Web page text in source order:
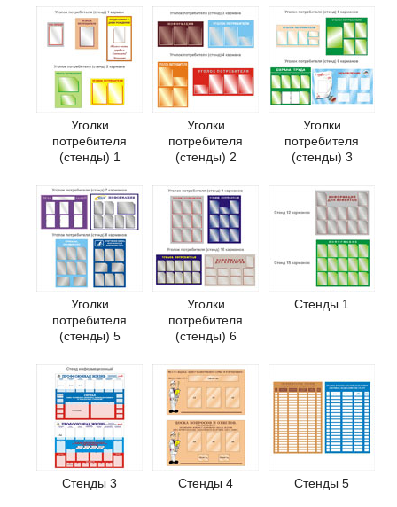
Уголки
потребителя
(стенды) 1
Уголки
потребителя
(стенды) 2
Уголки
потребителя
(стенды) 3
Уголки
потребителя
(стенды) 5
Уголки
потребителя
(стенды) 6
Стенды 1
Стенды 3 Стенды 4 Стенды 5